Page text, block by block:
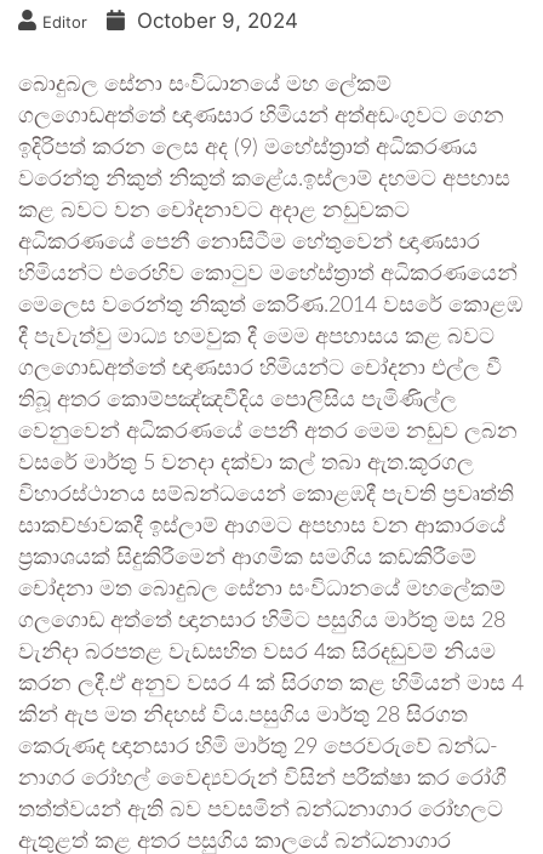
Editor October 9, 2024
බොදුබල සේනා සංවිධානයේ මහ ලේකම්
ගලගොඩඅත්තේ ඥාණසාර හිමියන් අත්අඩංගුවට ගෙන
ඉදිරිපත් කරන ලෙස අද (9) මහේස්ත්‍රාත් අධිකරණය
වරෙන්තු නිකුත් නිකුත් කළේය.ඉස්ලාම් දහමට අපහාස
කළ බවට වන චෝදනාවට අදාළ නඩුවකට
අධිකරණයේ පෙනී නොසිටීම හේතුවෙන් ඥාණසාර
හිමියන්ට එරෙහිව කොටුව මහේස්ත්‍රාත් අධිකරණයෙන්
මෙලෙස වරෙන්තු නිකුත් කෙරිණ.2014 වසරේ කොළඹ
දී පැවැත්වු මාධ්‍ය හමවුක දී මෙම අපහාසය කළ බවට
ගලගොඩඅත්තේ ඥාණසාර හිමියන්ට චෝදනා එල්ල වී
තිබූ අතර කොම්පඤ්ඤවීදිය පොලිසිය පැමිණිල්ල
වෙනුවෙන් අධිකරණයේ පෙනී අතර මෙම නඩුව ලබන
වසරේ මාර්තු 5 වනදා දක්වා කල් තබා ඇත.කූරගල
විහාරස්ථානය සම්බන්ධයෙන් කොළඹදී පැවති ප්‍රවෘත්ති
සාකච්ඡාවකදී ඉස්ලාම් ආගමට අපහාස වන ආකාරයේ
ප්‍රකාශයක් සිදුකිරීමෙන් ආගමික සමගිය කඩකිරීමේ
චෝදනා මත බොදුබල සේනා සංවිධානයේ මහලේකම්
ගලගොඩ අත්තේ ඥානසාර හිමිට පසුගිය මාර්තු මස 28
වැනිදා බරපතළ වැඩසහිත වසර 4ක සිරදඬුවම් නියම
කරන ලදී.ඒ අනුව වසර 4 ක් සිරගත කළ හිමියන් මාස 4
කින් ඇප මත නිදහස් විය.පසුගිය මාර්තු 28 සිරගත
කෙරුණද ඥාන­සාර හිමි මාර්තු 29 පෙර­ව­රුවේ බන්ධ­
නා­ගර රෝහල් වෛද්‍ය­ව­රුන් විසින් පරීක්ෂා කර රෝගී
තත්ත්ව­යන් ඇති බව පවසමින් බන්ධ­නා­ගාර රෝහ­ලට
ඇතු­ළත් කළ අතර පසුගිය කාලයේ බන්ධ­නා­ගාර